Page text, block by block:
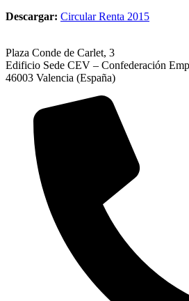
Descargar: Circular Renta 2015
Plaza Conde de Carlet, 3
Edificio Sede CEV – Confederación
46003 Valencia (España)